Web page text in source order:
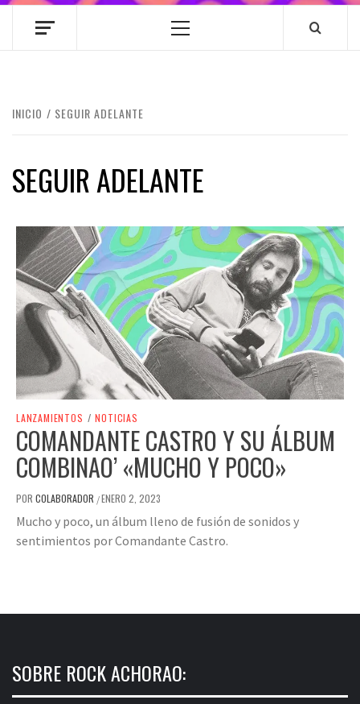
Menú
INICIO SEGUIR ADELANTE
SEGUIR ADELANTE
LANZAMIENTOS / NOTICIAS
COMANDANTE CASTRO Y SU ÁLBUM
COMBINAO’ «MUCHO Y POCO»
POR COLABORADOR /ENERO 2, 2023
Mucho y poco, un álbum lleno de fusión de sonidos y
sentimientos por Comandante Castro.
SOBRE ROCK ACHORAO: